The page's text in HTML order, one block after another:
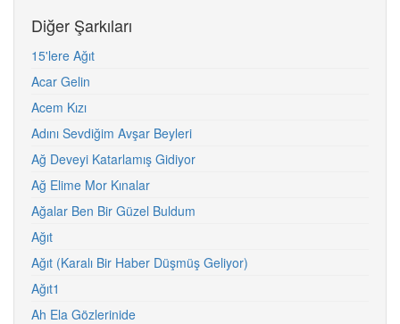
Diğer Şarkıları
15'lere Ağıt
Acar Gelin
Acem Kızı
Adını Sevdiğim Avşar Beyleri
Ağ Deveyi Katarlamış Gidiyor
Ağ Elime Mor Kınalar
Ağalar Ben Bir Güzel Buldum
Ağıt
Ağıt (Karalı Bir Haber Düşmüş Geliyor)
Ağıt1
Ah Ela Gözlerinide